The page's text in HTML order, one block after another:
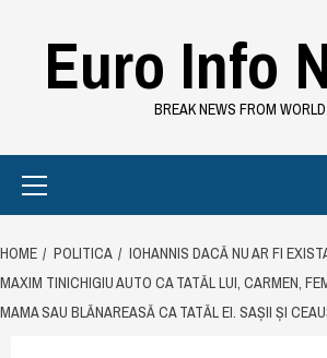
contentEuro Info
BREAK NEWS FROM WORLD
HOME POLITICA
IOHANNIS DACĂ NU AR FI
MAXIM TINICHIGIU AUTO CA TATĂL LUI, CARMEN,
MAMA SAU BLĂNAREASĂ CA TATĂL EI. SAȘII ȘI